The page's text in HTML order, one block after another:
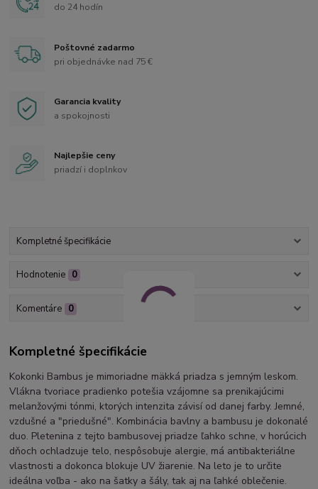
do 24 hodín
Poštovné zadarmo
pri objednávke nad 75 €
Garancia kvality
a spokojnosti
Najlepšie ceny
priadzí i doplnkov
Kompletné špecifikácie
Hodnotenie 0
Komentáre 0
Kompletné špecifikácie
Kokonki Bambus je mimoriadne mäkká priadza s jemným leskom.
Vlákna tvoriace pradienko potešia vzájomne sa prenikajúcimi
melanžovými tónmi, ktorých intenzita závisí od danej farby. Jemné,
vzdušné a "priedušné". Kombinácia bavlny a bambusu je dokonalé
duo. Pletenina z tejto bambusovej priadze ľahko schne, v horúcich
dňoch ochladzuje telo, nespôsobuje alergie, má antibakteriálne
vlastnosti a dokonca blokuje UV žiarenie. Na leto je to určite
ideálna voľba - ako na šatky a šály, tak aj na ľahké oblečenie.